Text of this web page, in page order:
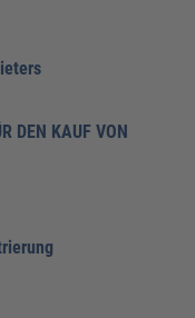
DEN KAUF VON